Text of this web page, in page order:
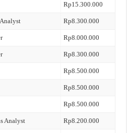
Rp15.300.000
Rp8.300.000
Rp8.000.000
Rp8.300.000
Rp8.500.000
Rp8.500.000
Rp8.500.000
Analyst Rp8.200.000